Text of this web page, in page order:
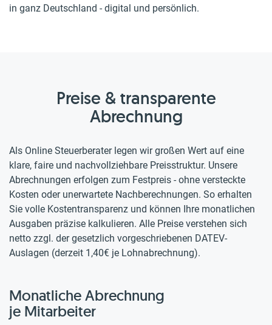
in ganz Deutschland - digital und persönlich.
Preise & transparente
Abrechnung
Als Online Steuerberater legen wir großen Wert auf eine
klare, faire und nachvollziehbare Preisstruktur. Unsere
Abrechnungen erfolgen zum Festpreis - ohne versteckte
Kosten oder unerwartete Nachberechnungen. So erhalten
Sie volle Kostentransparenz und können Ihre monatlichen
Ausgaben präzise kalkulieren. Alle Preise verstehen sich
netto zzgl. der gesetzlich vorgeschriebenen DATEV-
Auslagen (derzeit 1,40€ je Lohnabrechnung).
Monatliche Abrechnung
je Mitarbeiter